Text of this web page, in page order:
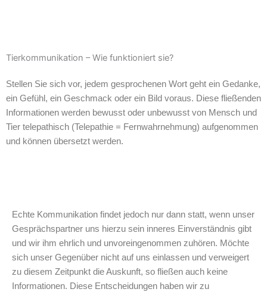
Tierkommunikation – Wie funktioniert sie?
Stellen Sie sich vor, jedem gesprochenen Wort geht ein Gedanke,
ein Gefühl, ein Geschmack oder ein Bild voraus. Diese fließenden
Informationen werden bewusst oder unbewusst von Mensch und
Tier telepathisch (Telepathie = Fernwahrnehmung) aufgenommen
und können übersetzt werden.
Echte Kommunikation findet jedoch nur dann statt, wenn unser
Gesprächspartner uns hierzu sein inneres Einverständnis gibt
und wir ihm ehrlich und unvoreingenommen zuhören. Möchte
sich unser Gegenüber nicht auf uns einlassen und verweigert
zu diesem Zeitpunkt die Auskunft, so fließen auch keine
Informationen. Diese Entscheidungen haben wir zu